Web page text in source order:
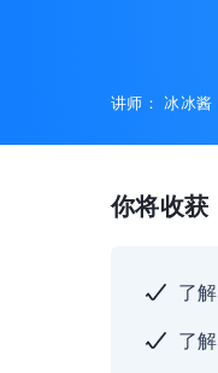
讲师：冰冰酱
你将收获
了
了